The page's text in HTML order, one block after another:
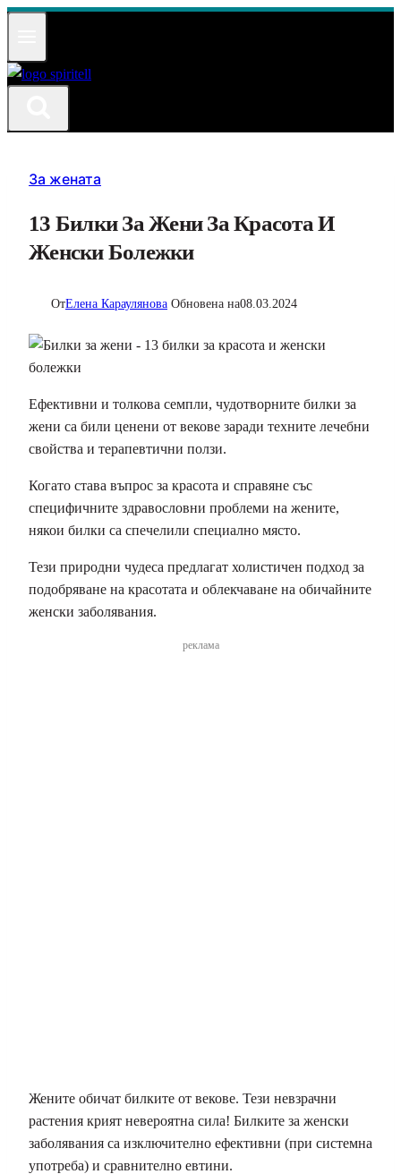
Към
За жената
13 Билки За Жени За Красота И
Женски Болежки
ОтЕлена Караулянова Обновена на08.03.2024
Ефективни и толкова семпли, чудотворните билки за
жени са били ценени от векове заради техните лечебни
свойства и терапевтични ползи.
Когато става въпрос за красота и справяне със
специфичните здравословни проблеми на жените,
някои билки са спечелили специално място.
Тези природни чудеса предлагат холистичен подход за
подобряване на красотата и облекчаване на обичайните
женски заболявания.
реклама
Жените обичат билките от векове. Тези невзрачни
растения крият невероятна сила! Билките за женски
заболявания са изключително ефективни (при системна
употреба) и сравнително евтини.